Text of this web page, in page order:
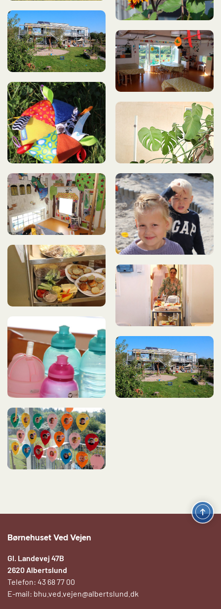
Børnehuset Ved Vejen
Gl. Landevej 47B
2620 Albertslund
Telefon: 43 68 77 00
E-mail: bhu.ved.vejen@albertslund.dk